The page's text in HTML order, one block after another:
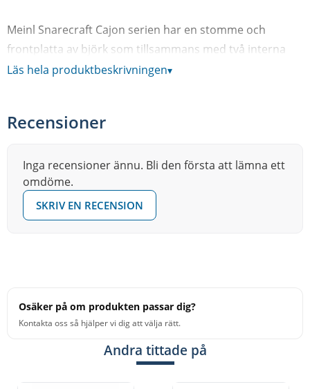
Meinl Snarecraft Cajon serien har en stomme och
frontplatta av björk som tillsammans med två interna
sejarmattor ger ett välbalanserat ljud. Avrundade hörn
• Frontplatta av Björk (Betula pendula).
• Stomme av Björk (Betula pendula) 7 lager ( 9 mm).
• Två inbyggda sejarmattor.
• Ergonomiskt avrundade hörn för bra spelkänsla.
Läs hela produktbeskrivningen▾
Recensioner
Inga recensioner ännu. Bli den första att lämna ett
omdöme.
SKRIV EN RECENSION
Osäker på om produkten passar dig?
Kontakta oss så hjälper vi dig att välja rätt.
Andra tittade på